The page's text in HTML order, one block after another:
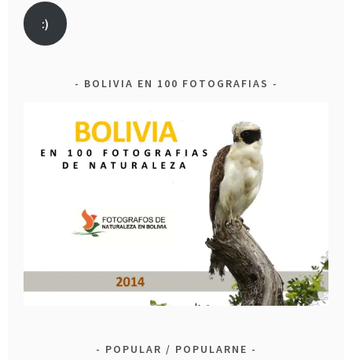
:)
BOLIVIA EN 100 FOTOGRAFIAS
POPULAR / POPULARNE